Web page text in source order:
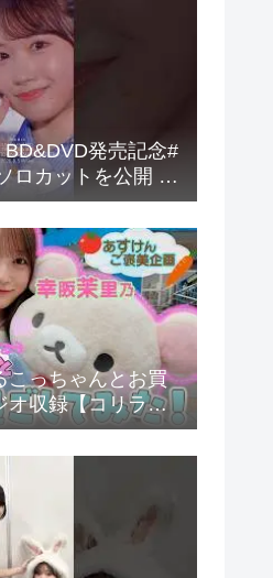
発売記念#
ロカットを公開 #
#
こっちゃんとお買
オ収録【コリラッ